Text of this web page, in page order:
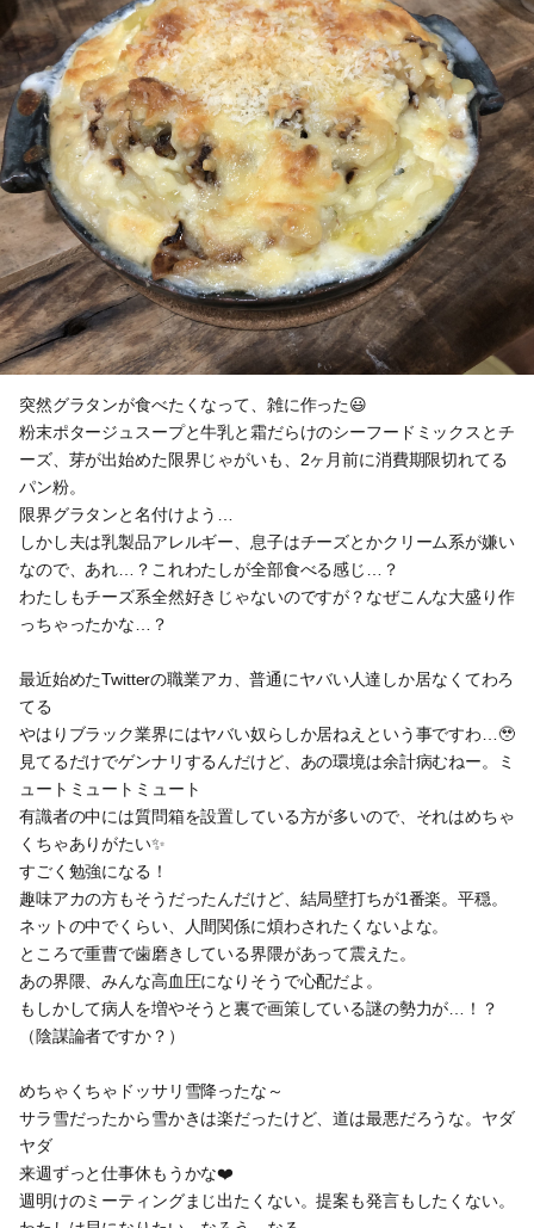
突然グラタンが食べたくなって、雑に作った😃
粉末ポタージュスープと牛乳と霜だらけのシーフードミックスとチ
ーズ、芽が出始めた限界じゃがいも、2ヶ月前に消費期限切れてる
パン粉。
限界グラタンと名付けよう…
しかし夫は乳製品アレルギー、息子はチーズとかクリーム系が嫌い
なので、あれ…？これわたしが全部食べる感じ…？
わたしもチーズ系全然好きじゃないのですが？なぜこんな大盛り作
っちゃったかな…？
最近始めたTwitterの職業アカ、普通にヤバい人達しか居なくてわろ
てる
やはりブラック業界にはヤバい奴らしか居ねえという事ですわ…🥹
見てるだけでゲンナリするんだけど、あの環境は余計病むねー。ミ
ュートミュートミュート
有識者の中には質問箱を設置している方が多いので、それはめちゃ
くちゃありがたい✨
すごく勉強になる！
趣味アカの方もそうだったんだけど、結局壁打ちが1番楽。平穏。
ネットの中でくらい、人間関係に煩わされたくないよな。
ところで重曹で歯磨きしている界隈があって震えた。
あの界隈、みんな高血圧になりそうで心配だよ。
もしかして病人を増やそうと裏で画策している謎の勢力が…！？
（陰謀論者ですか？）
めちゃくちゃドッサリ雪降ったな～
サラ雪だったから雪かきは楽だったけど、道は最悪だろうな。ヤダ
ヤダ
来週ずっと仕事休もうかな❤️
週明けのミーティングまじ出たくない。提案も発言もしたくない。